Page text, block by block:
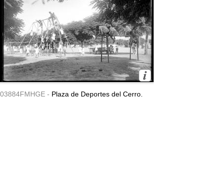
03884FMHGE - Plaza de Deportes del Cerro.